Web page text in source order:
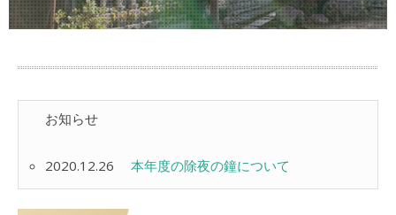
お知らせ
2020.12.26 本年度の除夜の鐘について